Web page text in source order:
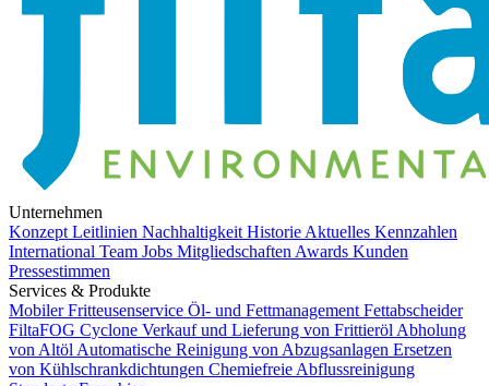
Unternehmen
Konzept Leitlinien Nachhaltigkeit Historie Aktuelles Kennzahlen
International Team Jobs Mitgliedschaften Awards Kunden
Pressestimmen
Services & Produkte
Mobiler Fritteusenservice Öl- und Fettmanagement Fettabscheider
FiltaFOG Cyclone Verkauf und Lieferung von Frittieröl Abholung
von Altöl Automatische Reinigung von Abzugsanlagen Ersetzen
von Kühlschrankdichtungen Chemiefreie Abflussreinigung